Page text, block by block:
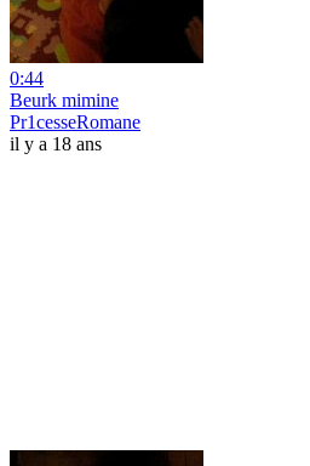
0:44
Beurk mimine
Pr1cesseRomane
il y a 18 ans